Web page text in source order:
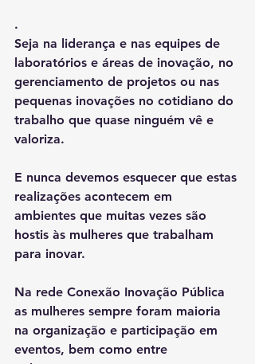
.
Seja na liderança e nas equipes de
laboratórios e áreas de inovação, no
gerenciamento de projetos ou nas
pequenas inovações no cotidiano do
trabalho que quase ninguém vê e
valoriza.
E nunca devemos esquecer que estas
realizações acontecem em
ambientes que muitas vezes são
hostis às mulheres que trabalham
para inovar.
Na rede Conexão Inovação Pública
as mulheres sempre foram maioria
na organização e participação em
eventos, bem como entre